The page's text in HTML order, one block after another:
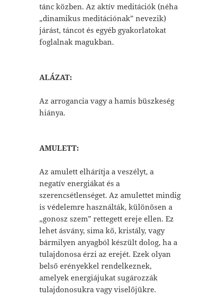
tánc közben. Az aktív meditációk (néha
„dinamikus meditációnak” nevezik)
járást, táncot és egyéb gyakorlatokat
foglalnak magukban.
ALÁZAT:
Az arrogancia vagy a hamis büszkeség
hiánya.
AMULETT:
Az amulett elhárítja a veszélyt, a
negatív energiákat és a
szerencsétlenséget. Az amulettet mindig
is védelemre használták, különösen a
„gonosz szem” rettegett ereje ellen. Ez
lehet ásvány, sima kő, kristály, vagy
bármilyen anyagból készült dolog, ha a
tulajdonosa érzi az erejét. Ezek olyan
belső erényekkel rendelkeznek,
amelyek energiájukat sugározzák
tulajdonosukra vagy viselőjükre.